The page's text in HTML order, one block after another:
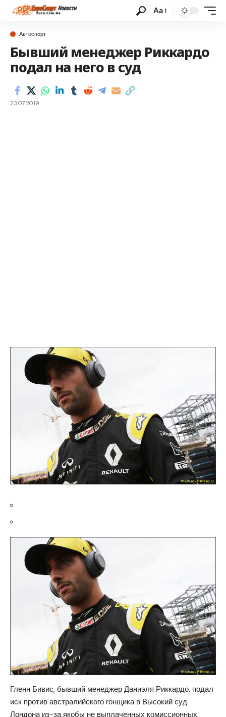
Аа
Автоспорт
Бывший менеджер Риккардо
подал на него в суд
23.07.2019
Гленн Бивис, бывший менеджер Даниэля Риккардо, подал
иск против австралийского гонщика в Высокий суд
Лондона из-за якобы не выплаченных комиссионных,